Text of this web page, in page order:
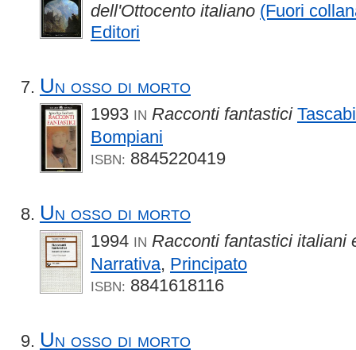
dell'Ottocento italiano (Fuori
Editori
Un osso di morto
1993 IN Racconti fantastici
Bompiani
ISBN: 8845220419
Un osso di morto
1994 IN Racconti fantastici italiani
Narrativa, Principato
ISBN: 8841618116
Un osso di morto